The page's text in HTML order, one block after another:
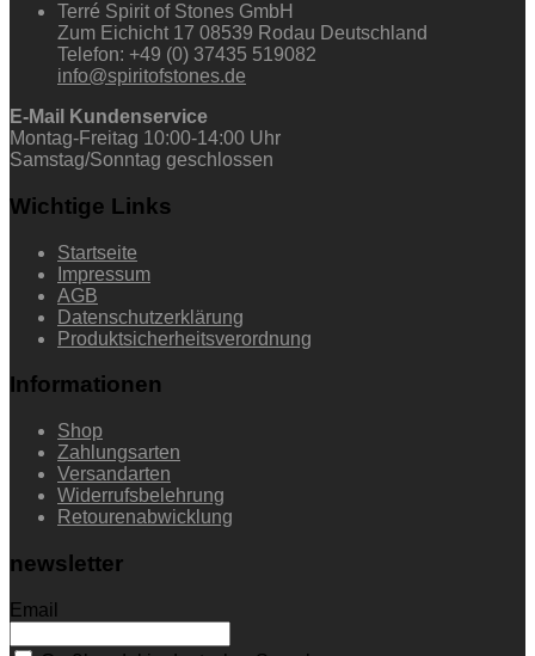
Terré Spirit of Stones GmbH
Zum Eichicht 17 08539 Rodau Deutschland
Telefon: +49 (0) 37435 519082
info@spiritofstones.de
E-Mail Kundenservice
Montag-Freitag 10:00-14:00 Uhr
Samstag/Sonntag geschlossen
Wichtige Links
Startseite
Impressum
AGB
Datenschutzerklärung
Produktsicherheitsverordnung
Informationen
Shop
Zahlungsarten
Versandarten
Widerrufsbelehrung
Retourenabwicklung
newsletter
Email